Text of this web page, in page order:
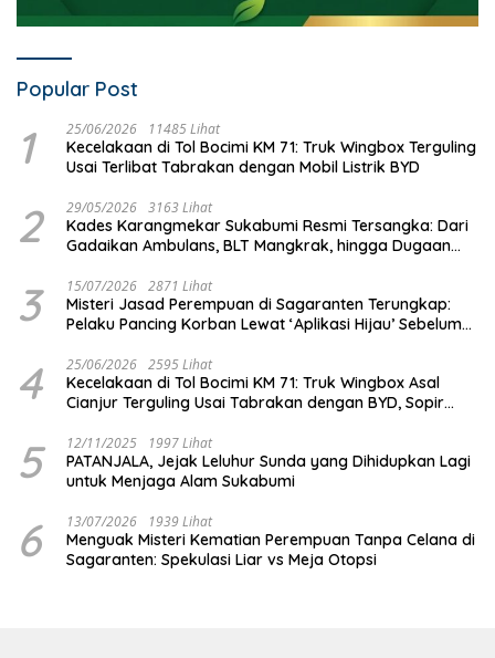
Popular Post
1 25/06/2026 11485 Lihat
Kecelakaan di Tol Bocimi KM 71: Truk Wingbox Terguling
Usai Terlibat Tabrakan dengan Mobil Listrik BYD
2 29/05/2026 3163 Lihat
Kades Karangmekar Sukabumi Resmi Tersangka: Dari
Gadaikan Ambulans, BLT Mangkrak, hingga Dugaan
3 15/07/2026 2871 Lihat
Misteri Jasad Perempuan di Sagaranten Terungkap:
Pelaku Pancing Korban Lewat ‘Aplikasi Hijau’ Sebelum
4 25/06/2026 2595 Lihat
Kecelakaan di Tol Bocimi KM 71: Truk Wingbox Asal
Cianjur Terguling Usai Tabrakan dengan BYD, Sopir
5 12/11/2025 1997 Lihat
PATANJALA, Jejak Leluhur Sunda yang Dihidupkan Lagi
untuk Menjaga Alam Sukabumi
6 13/07/2026 1939 Lihat
Menguak Misteri Kematian Perempuan Tanpa Celana di
Sagaranten: Spekulasi Liar vs Meja Otopsi